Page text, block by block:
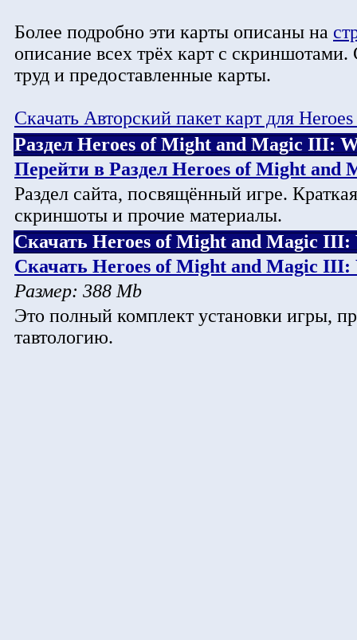
Более подробно эти карты описаны на
описание всех трёх карт с
труд и предоставленные карты.
Скачать Авторский пакет карт для
Раздел Heroes of Might and Magic III:
Перейти в Раздел Heroes of Might and
Раздел сайта, посвящённый игре.
скриншоты и прочие материалы.
Скачать Heroes of Might and Magic III:
Скачать Heroes of Might and Magic III:
Размер: 388 Mb
Это полный комплект установки игры,
тавтологию.